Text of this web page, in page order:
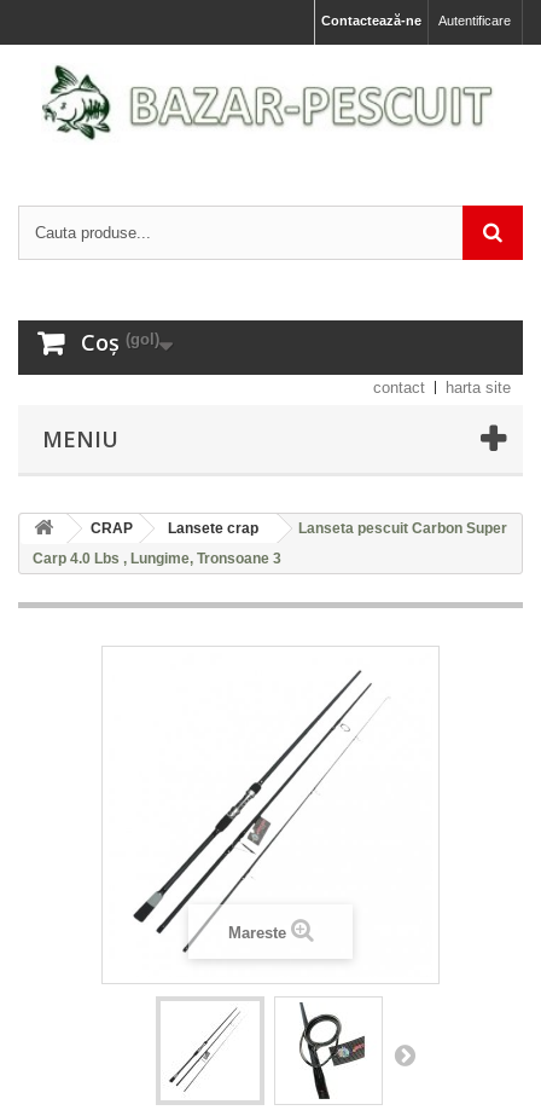
Autentificare
Contactează-ne
Coș (gol)
contact harta site
MENIU
CRAP Lansete crap
Lanseta pescuit Carbon Super
Carp 4.0 Lbs , Lungime, Tronsoane 3
Mareste